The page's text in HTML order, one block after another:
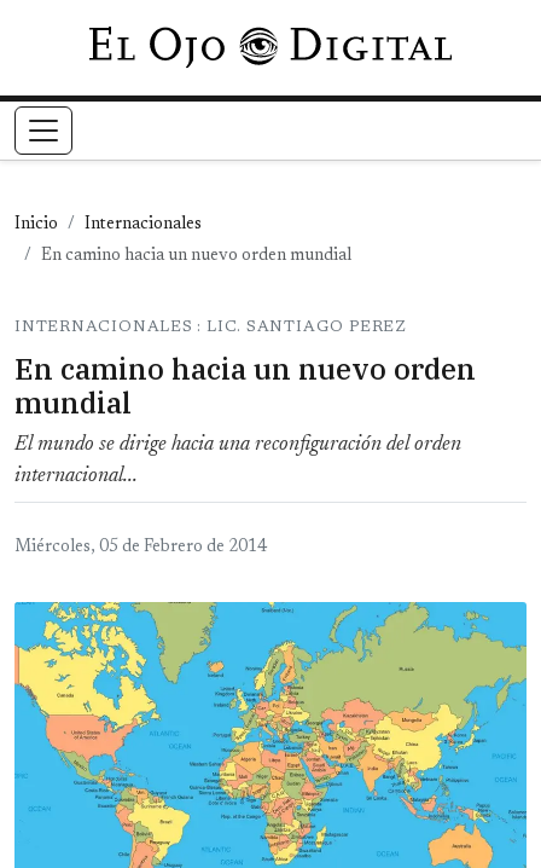
Pasar al contenido principal
Inicio
Internacionales
En camino hacia un nuevo orden mundial
INTERNACIONALES : LIC. SANTIAGO PEREZ
En camino hacia un nuevo orden
mundial
El mundo se dirige hacia una reconfiguración del orden
internacional...
Miércoles, 05 de Febrero de 2014